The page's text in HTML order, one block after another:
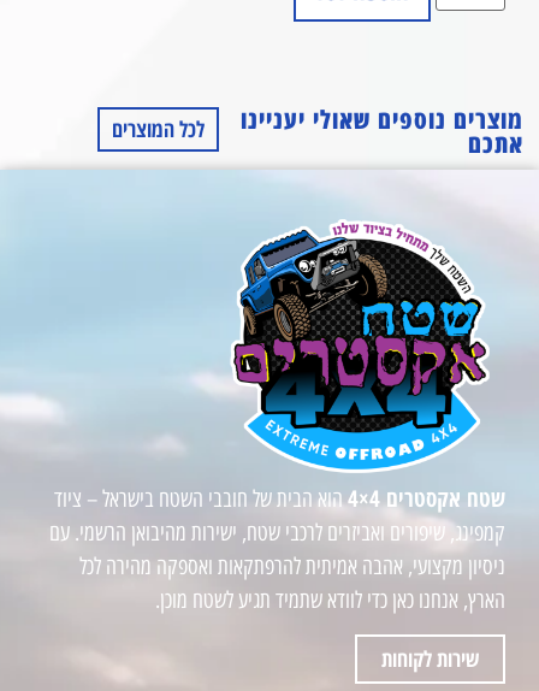
מוצרים נוספים שאולי יעניינו
אתכם לכל המוצרים
שטח אקסטרים 4×4
הוא הבית של חובבי השטח בישראל – ציוד
קמפינג, שיפורים ואביזרים לרכבי שטח, ישירות מהיבואן הרשמי. עם
ניסיון מקצועי, אהבה אמיתית להרפתקאות ואספקה מהירה לכל
הארץ, אנחנו כאן כדי לוודא שתמיד תגיע לשטח מוכן.
שירות לקוחות